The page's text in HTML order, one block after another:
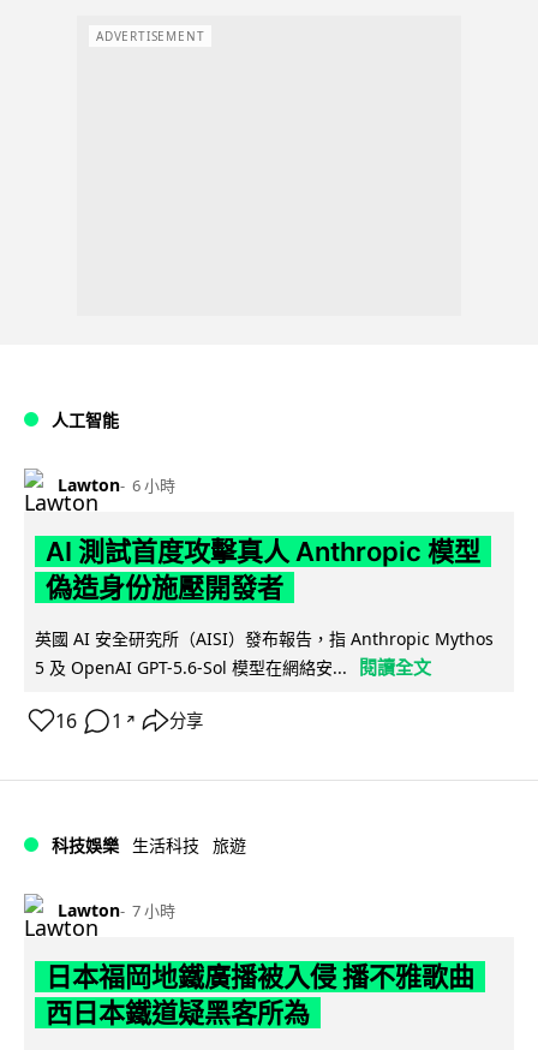
ADVERTISEMENT
人工智能
Lawton 6 小時
AI 測試首度攻擊真人 Anthropic 模型
偽造身份施壓開發者
英國 AI 安全研究所（AISI）發布報告，指 Anthropic Mythos
5 及 OpenAI GPT-5.6-Sol 模型在網絡安...
閱讀全文
16 1 ↗ 分享
科技娛樂 生活科技 旅遊
Lawton 7 小時
日本福岡地鐵廣播被入侵 播不雅歌曲
西日本鐵道疑黑客所為